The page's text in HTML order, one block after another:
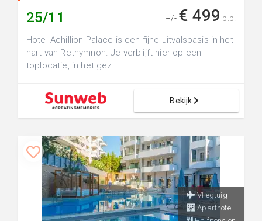
25/11 +/- € 499 p.p.
Hotel Achillion Palace is een fijne uitvalsbasis in het
hart van Rethymnon. Je verblijft hier op een
toplocatie, in het gez...
Bekijk
Vliegtuig
Aparthotel